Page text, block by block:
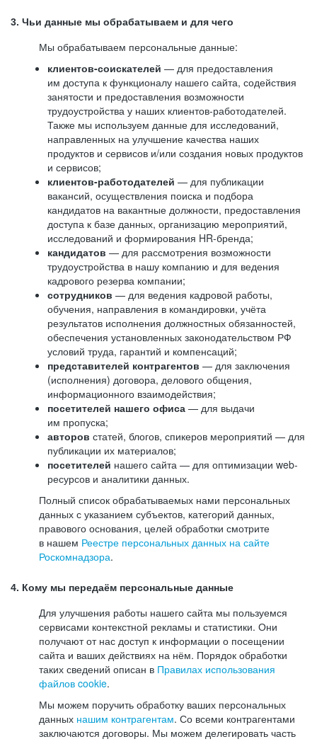
3. Чьи данные мы обрабатываем и для чего
Мы обрабатываем персональные данные:
клиентов-соискателей — для предоставления
им доступа к функционалу нашего сайта, содействия
занятости и предоставления возможности
трудоустройства у наших клиентов-работодателей.
Также мы используем данные для исследований,
направленных на улучшение качества наших
продуктов и сервисов и/или создания новых продуктов
и сервисов;
клиентов-работодателей — для публикации
вакансий, осуществления поиска и подбора
кандидатов на вакантные должности, предоставления
доступа к базе данных, организацию мероприятий,
исследований и формирования HR-бренда;
кандидатов — для рассмотрения возможности
трудоустройства в нашу компанию и для ведения
кадрового резерва компании;
сотрудников — для ведения кадровой работы,
обучения, направления в командировки, учёта
результатов исполнения должностных обязанностей,
обеспечения установленных законодательством РФ
условий труда, гарантий и компенсаций;
представителей контрагентов — для заключения
(исполнения) договора, делового общения,
информационного взаимодействия;
посетителей нашего офиса — для выдачи
им пропуска;
авторов статей, блогов, спикеров мероприятий — для
публикации их материалов;
посетителей нашего сайта — для оптимизации web-
ресурсов и аналитики данных.
Полный список обрабатываемых нами персональных
данных с указанием субъектов, категорий данных,
правового основания, целей обработки смотрите
в нашем Реестре персональных данных на сайте
Роскомнадзора.
4. Кому мы передаём персональные данные
Для улучшения работы нашего сайта мы пользуемся
сервисами контекстной рекламы и статистики. Они
получают от нас доступ к информации о посещении
сайта и ваших действиях на нём. Порядок обработки
таких сведений описан в Правилах использования
файлов cookie.
Мы можем поручить обработку ваших персональных
данных нашим контрагентам. Со всеми контрагентами
заключаются договоры. Мы можем делегировать часть